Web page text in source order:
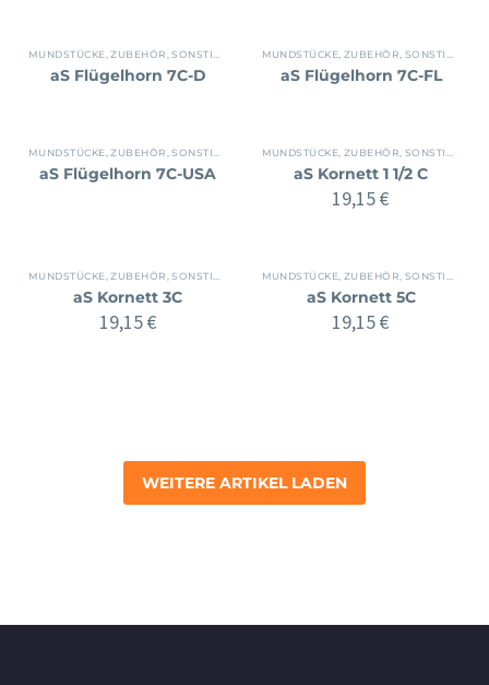
MUNDSTÜCKE, ZUBEHÖR ,SONSTIGES BLECH ,ZUBEHÖR
aS Flügelhorn 7C-D
MUNDSTÜCKE, ZUBEHÖR SONSTIGES BLECH
aS Flügelhorn 7C-FL
MUNDSTÜCKE, ZUBEHÖR ,SONSTIGES BLECH ,ZUBEHÖR
aS Flügelhorn 7C-USA
MUNDSTÜCKE, ZUBEHÖR SONSTIGES BLECH
aS Kornett 1 1/2 C
19,15€
MUNDSTÜCKE, ZUBEHÖR ,SONSTIGES BLECH ,ZUBEHÖR
aS Kornett 3C
19,15€
MUNDSTÜCKE, ZUBEHÖR SONSTIGES BLECH
aS Kornett 5C
19,15€
WEITERE ARTIKEL LADEN